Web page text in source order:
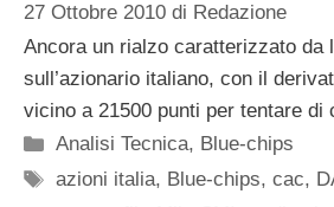
27 Ottobre 2010 di Redazione
Ancora un rialzo caratterizzato da
sull’azionario italiano, con il
vicino a 21500 punti per tentare di
Categorie
Analisi Tecnica, Blue-chips
Tag
azioni italia, Blue-chips,cac,